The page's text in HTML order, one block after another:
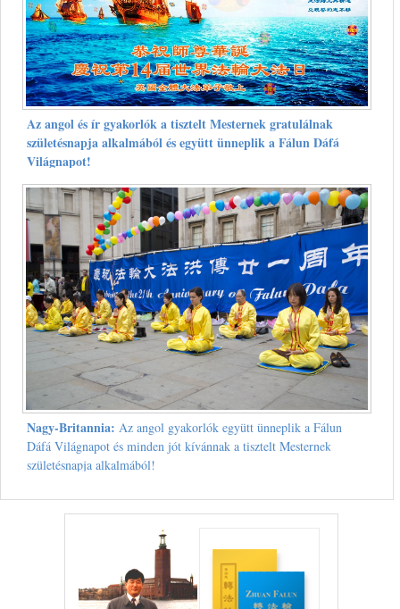
Az angol és ír gyakorlók a tisztelt Mesternek gratulálnak
születésnapja alkalmából és együtt ünneplik a Fálun Dáfá
Világnapot!
Nagy-Britannia: Az angol gyakorlók együtt ünneplik a Fálun
Dáfá Világnapot és minden jót kívánnak a tisztelt Mesternek
születésnapja alkalmából!